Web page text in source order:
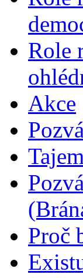
Role
Akce
Proč